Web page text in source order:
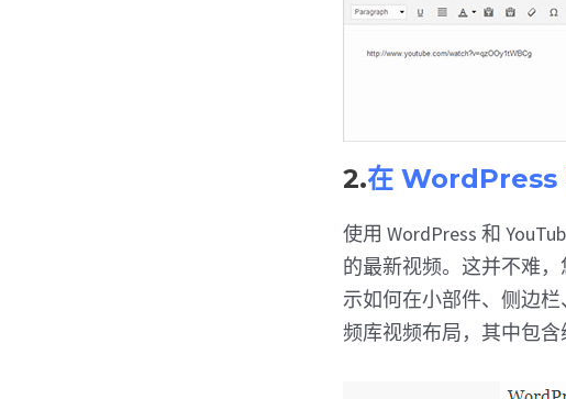
2.在 WordPress
使用 WordPress 和
的最新视频。这并不难
示如何在小部件、侧边
频库视频布局，其中包含